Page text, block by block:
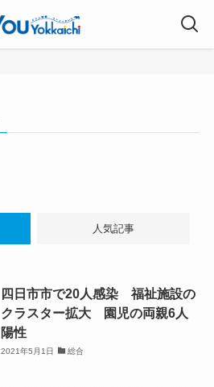
人気記事
四日市市で20人感染 福祉施設の
クラスター拡大 園児の両親6人
陽性
2021年5月1日 総合